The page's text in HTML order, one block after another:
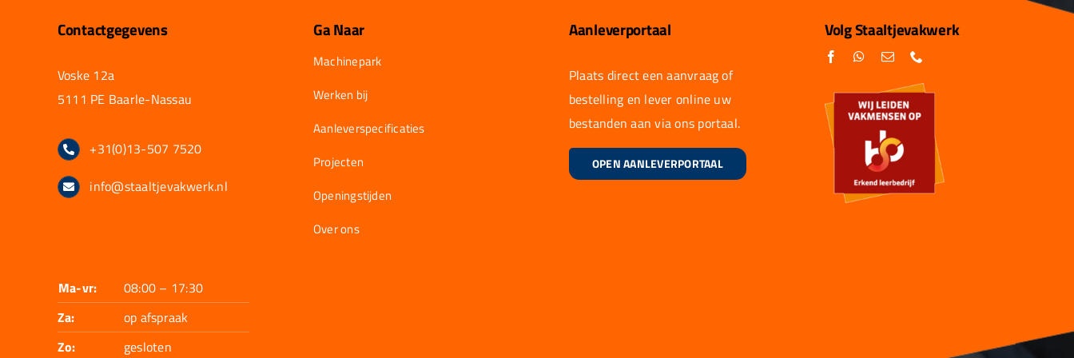
Contactgegevens
Voske 12a
5111 PE Baarle-Nassau
+31(0)13-507 7520
info@staaltjevakwerk.nl
Ma-vr:
08:00 – 17:30
Za:
op afspraak
Zo:
gesloten
Ga Naar
Machinepark
Werken bij
Aanleverspecificaties
Projecten
Openingstijden
Over ons
Aanleverportaal
Plaats direct een aanvraag of
bestelling en lever online uw
bestanden aan via ons portaal.
OPEN AANLEVERPORTAAL
Volg Staaltjevakwerk